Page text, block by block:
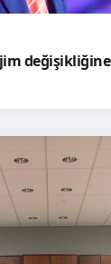
değişikliğine